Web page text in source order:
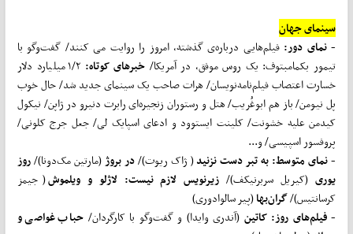
سینمای جهان
- نمای دور:‌فیلم‌هایی درباره‌ی گذشته، امروز را روایت می کنند/ گفت‌وگو با
تیمور بکمامبتوف: یک روس موفق، در آمریکا/ خبرهای کوتاه:
۱/۲ میلیارد دلار
خسارت اعتصاب فیلم‌نامه‌نویسان/ هرات صاحب یک سینمای جدید شد/ حال خوب
پل نیومن/ باز هم ابوغُریب/ هتل و رستوران زنجیره‌ای رابرت دنیرو در ژاپن/ نیکول
کیدمن علیه خشونت/ کلینت ایستوود و ادعای اسپایک لی/ جعل جرج کلونی/
پروفسور اسپیسی/ و...
- نمای متوسط:به تبر دست نزنید( ژاک ریوت)/در بروژ(مارتین مک‌دونا)/روز
یوری(کیریل سربرنیکف)/ زیرنویس لازم نیست: لاژلو و ویلموش(جیمز
کرسانتیس)/گران‌بها(پیر سالوادوری)
- فیلم‌های روز: کاتین(آندری وایدا) و گفت‌وگو با کارگردان/ حباب غواصی و